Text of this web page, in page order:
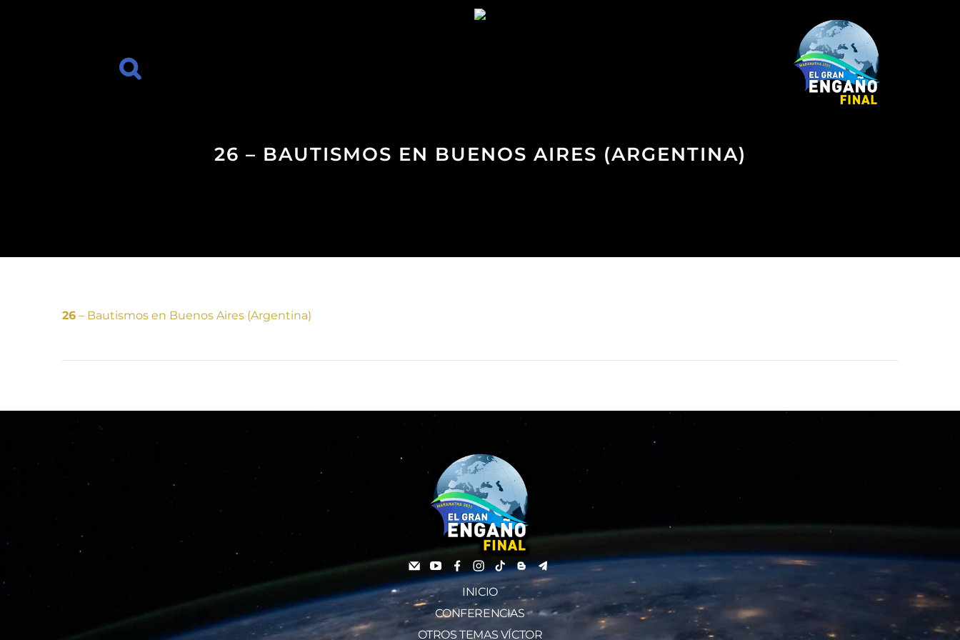
26 – BAUTISMOS EN BUENOS AIRES (ARGENTINA)
26 – Bautismos en Buenos Aires (Argentina)
INICIO
CONFERENCIAS
OTROS TEMAS VÍCTOR